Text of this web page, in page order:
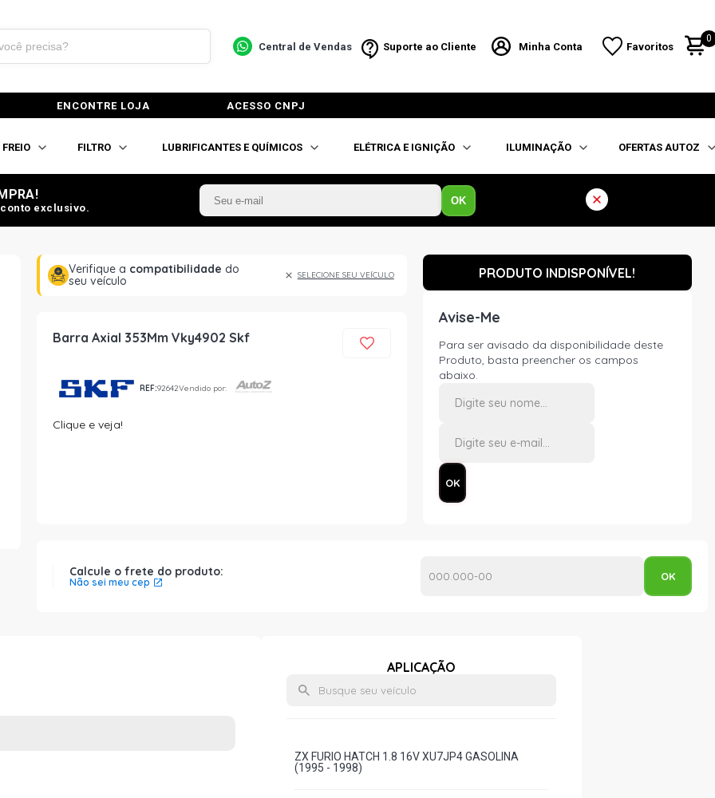
Central de Vendas Suporte ao Cliente Minha Conta Favoritos
0
ENCONTRE LOJA ACESSO CNPJ
FREIO FILTRO LUBRIFICANTES E QUÍMICOS ELÉTRICA E IGNIÇÃO ILUMINAÇÃO OFERTAS AUTOZ
exclusivo.
OK
Verifique a compatibilidade do
seu veículo
SELECIONE SEU VEÍCULO
Barra Axial 353Mm Vky4902 Skf
REF:92642Vendido por:
Clique e veja!
PRODUTO INDISPONÍVEL!
Avise-Me
Para ser avisado da disponibilidade deste
Produto, basta preencher os campos
abaixo.
Calcule o frete do produto:
Não sei meu cep
APLICAÇÃO
ZX FURIO HATCH 1.8 16V XU7JP4 GASOLINA
(1995 - 1998)